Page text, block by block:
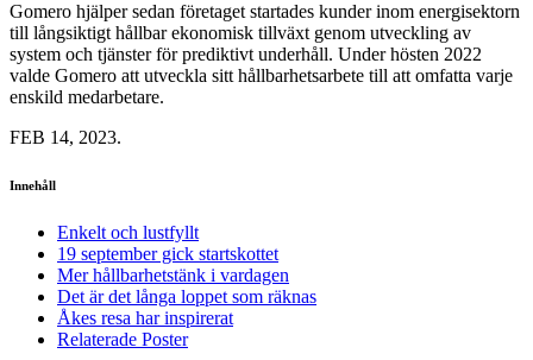
Gomero hjälper sedan företaget startades kunder inom energisektorn
till långsiktigt hållbar ekonomisk tillväxt genom utveckling av
system och tjänster för prediktivt underhåll. Under hösten 2022
valde Gomero att utveckla sitt hållbarhetsarbete till att omfatta varje
enskild medarbetare.
FEB 14, 2023.
Innehåll
Enkelt och lustfyllt
19 september gick startskottet
Mer hållbarhetstänk i vardagen
Det är det långa loppet som räknas
Åkes resa har inspirerat
Relaterade Poster